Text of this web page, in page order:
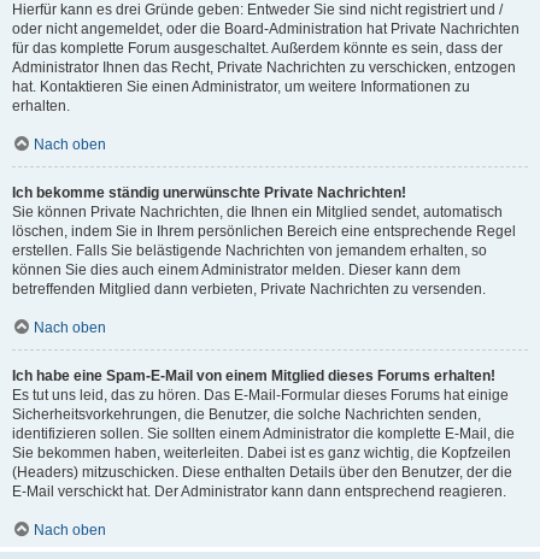
Hierfür kann es drei Gründe geben: Entweder Sie sind nicht registriert und /
oder nicht angemeldet, oder die Board-Administration hat Private Nachrichten
für das komplette Forum ausgeschaltet. Außerdem könnte es sein, dass der
Administrator Ihnen das Recht, Private Nachrichten zu verschicken, entzogen
hat. Kontaktieren Sie einen Administrator, um weitere Informationen zu
erhalten.
Nach oben
Ich bekomme ständig unerwünschte Private Nachrichten!
Sie können Private Nachrichten, die Ihnen ein Mitglied sendet, automatisch
löschen, indem Sie in Ihrem persönlichen Bereich eine entsprechende Regel
erstellen. Falls Sie belästigende Nachrichten von jemandem erhalten, so
können Sie dies auch einem Administrator melden. Dieser kann dem
betreffenden Mitglied dann verbieten, Private Nachrichten zu versenden.
Nach oben
Ich habe eine Spam-E-Mail von einem Mitglied dieses Forums erhalten!
Es tut uns leid, das zu hören. Das E-Mail-Formular dieses Forums hat einige
Sicherheitsvorkehrungen, die Benutzer, die solche Nachrichten senden,
identifizieren sollen. Sie sollten einem Administrator die komplette E-Mail, die
Sie bekommen haben, weiterleiten. Dabei ist es ganz wichtig, die Kopfzeilen
(Headers) mitzuschicken. Diese enthalten Details über den Benutzer, der die
E-Mail verschickt hat. Der Administrator kann dann entsprechend reagieren.
Nach oben